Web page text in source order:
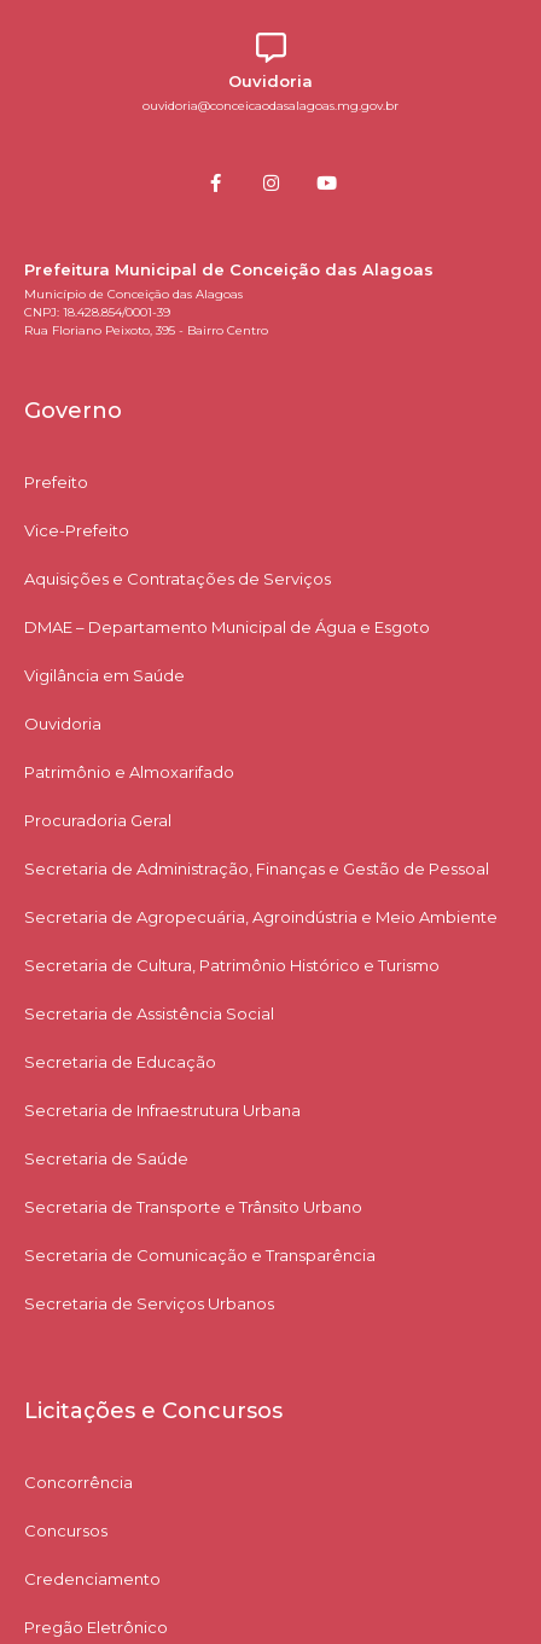
Ouvidoria
ouvidoria@conceicaodasalagoas.mg.gov.br
Prefeitura Municipal de Conceição das Alagoas
Município de Conceição das Alagoas
CNPJ: 18.428.854/0001-39
Rua Floriano Peixoto, 395 - Bairro Centro
Governo
Prefeito
Vice-Prefeito
Aquisições e Contratações de Serviços​
DMAE – Departamento Municipal de Água e Esgoto
Vigilância em Saúde
Ouvidoria
Patrimônio e Almoxarifado
Procuradoria Geral
Secretaria de Administração, Finanças e Gestão de Pessoal
Secretaria de Agropecuária, Agroindústria e Meio Ambiente
Secretaria de Cultura, Patrimônio Histórico e Turismo
Secretaria de Assistência Social
Secretaria de Educação
Secretaria de Infraestrutura Urbana
Secretaria de Saúde
Secretaria de Transporte e Trânsito Urbano
Secretaria de Comunicação e Transparência
Secretaria de Serviços Urbanos
Licitações e Concursos
Concorrência
Concursos
Credenciamento
Pregão Eletrônico